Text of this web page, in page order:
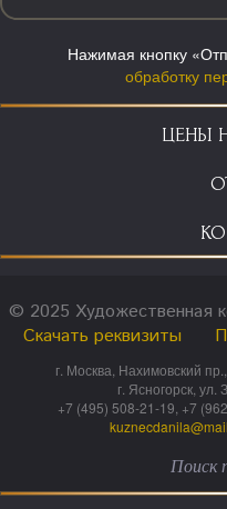
Нажимая кнопку
обработку
ЦЕНЫ
© 2025 Художественная
Скачать реквизиты
г. Москва, Нахимовский
г. Ясногорск, ул.
+7 (495) 508-21-19, +7